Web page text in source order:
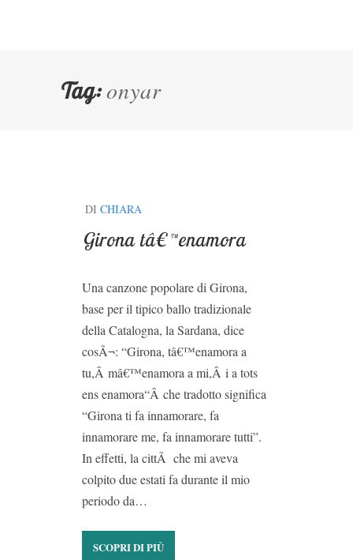
Tag:onyar
DI CHIARA
Girona tâ€™enamora
Una canzone popolare di Girona,
base per il tipico ballo tradizionale
della Catalogna, la Sardana, dice
cosÃ¬: “Girona, tâ€™enamora a
tu,Â mâ€™enamora a mi,Â i a tots
ens enamora“Â che tradotto significa
“Girona ti fa innamorare, fa
innamorare me, fa innamorare tutti”.
In effetti, la cittÃ che mi aveva
colpito due estati fa durante il mio
periodo da…
SCOPRI DI PIÙ